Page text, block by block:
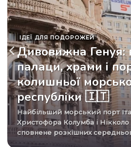
ІДЕЇ ​​ДЛЯ ПОДОРОЖЕЙ
Дивовижна Генуя:
палаци, храми і
колишньої
республіки 🇮🇹
Найбільший морський порт Італії, батьківщина
Христофора Колумба і Нікколо
сповнене розкішних